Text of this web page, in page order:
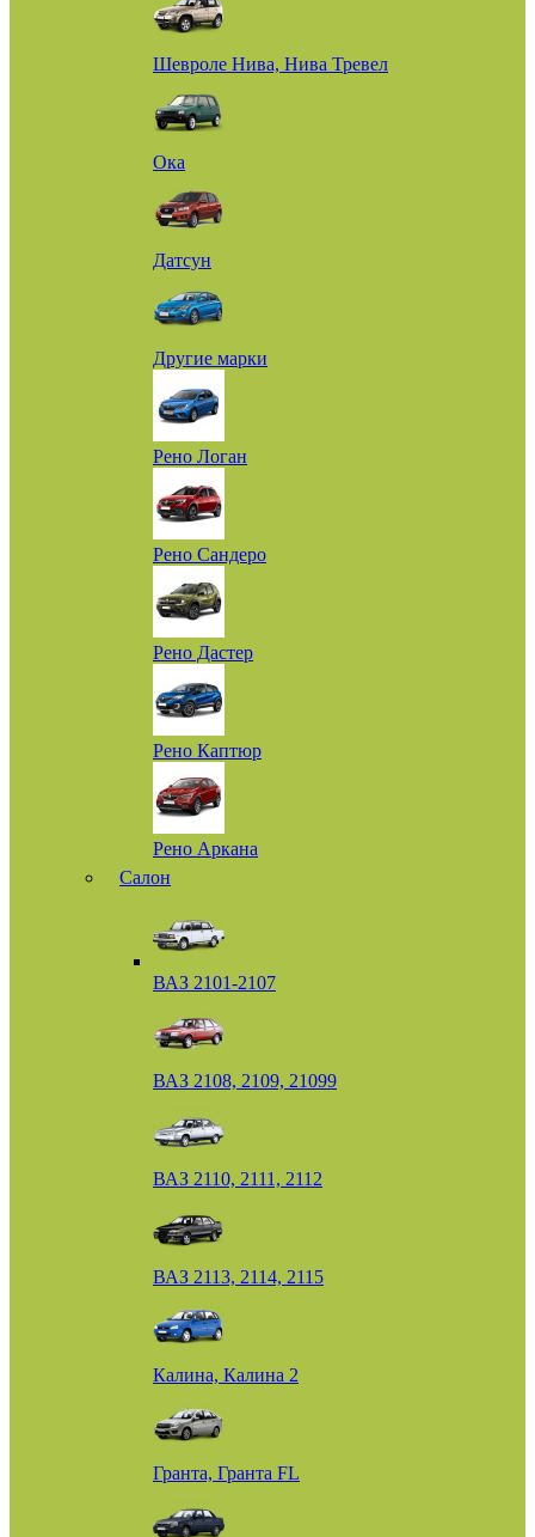
Шевроле Нива, Нива Тревел
Ока
Датсун
Другие марки
Рено Логан
Рено Сандеро
Рено Дастер
Рено Каптюр
Рено Аркана
Салон
ВАЗ 2101-2107
ВАЗ 2108, 2109, 21099
ВАЗ 2110, 2111, 2112
ВАЗ 2113, 2114, 2115
Калина, Калина 2
Гранта, Гранта FL